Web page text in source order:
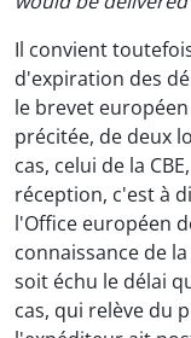
Il convient
d'expiration des
le brevet
précitée, de deux
cas, celui de la
réception, c'est à
l'Office européen
connaissance de
soit échu le délai
cas, qui relève du